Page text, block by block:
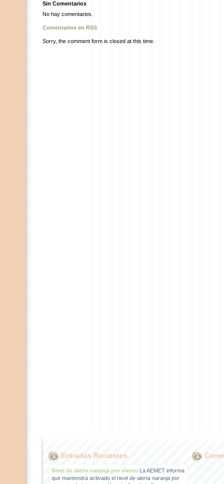
Sin Comentarios
No hay comentarios.
Comentarios en RSS
Sorry, the comment form is closed at this time.
Entradas Recientes
Nivel de alerta naranja por vientoLa AEMET informa
que mantendrá activado el nivel de alerta naranja por